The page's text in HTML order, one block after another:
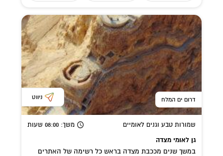
דרום ים המלח ניווט
שמורות טבע וגנים לאומיים משך: 08:00 שעות
גן לאומי מצדה
במשך שנים מככבת מצדה בראש כל רשימה של האתרים